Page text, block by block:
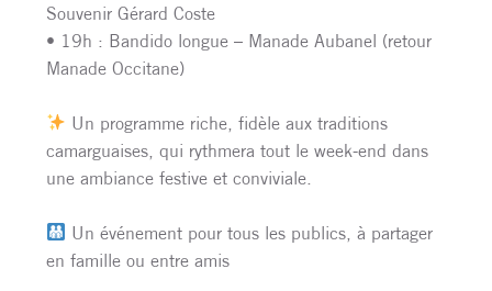
Souvenir Gérard Coste
• 19h : Bandido longue – Manade Aubanel (retour
Manade Occitane)
Un programme riche, fidèle aux traditions
camarguaises, qui rythmera tout le week-end dans
une ambiance festive et conviviale.
Un événement pour tous les publics, à partager
en famille ou entre amis